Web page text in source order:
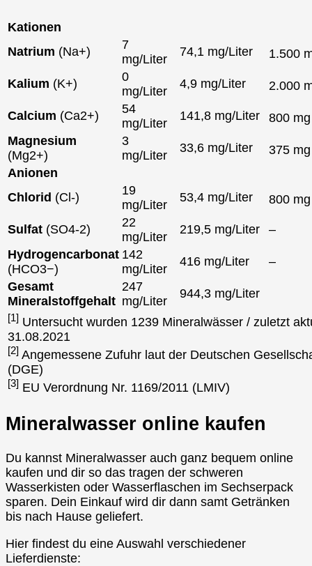
Kationen
Natrium (Na+)
7
mg/Liter
74,1 mg/Liter 1.500
Kalium (K+)
0
mg/Liter
4,9 mg/Liter 2.000
Calcium (Ca2+)
54
mg/Liter
141,8 mg/Liter
800
Magnesium
(Mg2+)
3
mg/Liter
33,6 mg/Liter
375
Anionen
Chlorid (Cl-)
19
mg/Liter
53,4 mg/Liter 800
Sulfat (SO4-2)
22
mg/Liter
219,5 mg/Liter
–
Hydrogencarbonat
(HCO3−)
142
mg/Liter
416 mg/Liter
–
Gesamt
Mineralstoffgehalt
247
mg/Liter
944,3 mg/Liter
[1] Untersucht wurden 1239 Mineralwässer / zuletzt
31.08.2021
[2] Angemessene Zufuhr laut der Deutschen
(DGE)
[3] EU Verordnung Nr. 1169/2011 (LMIV)
Mineralwasser online kaufen
Du kannst Mineralwasser auch ganz bequem online
kaufen und dir so das tragen der schweren
Wasserkisten oder Wasserflaschen im Sechserpack
sparen. Dein Einkauf wird dir dann samt Getränken
bis nach Hause geliefert.
Hier findest du eine Auswahl verschiedener
Lieferdienste: